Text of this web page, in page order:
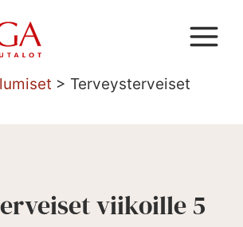
> Terveysterveiset
viikoille 5